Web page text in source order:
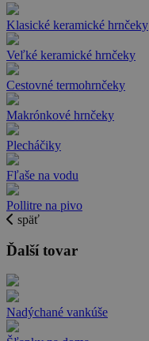
Klasické keramické hrnčeky
Veľké keramické hrnčeky
Cestovné termohrnčeky
Makrónkové hrnčeky
Plecháčiky
Fľaše na vodu
Pollitre na pivo
späť
Ďalší tovar
Nadýchané vankúše